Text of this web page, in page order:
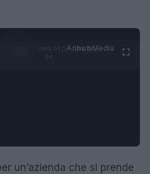
AdhubMedia
un’azienda che si prende